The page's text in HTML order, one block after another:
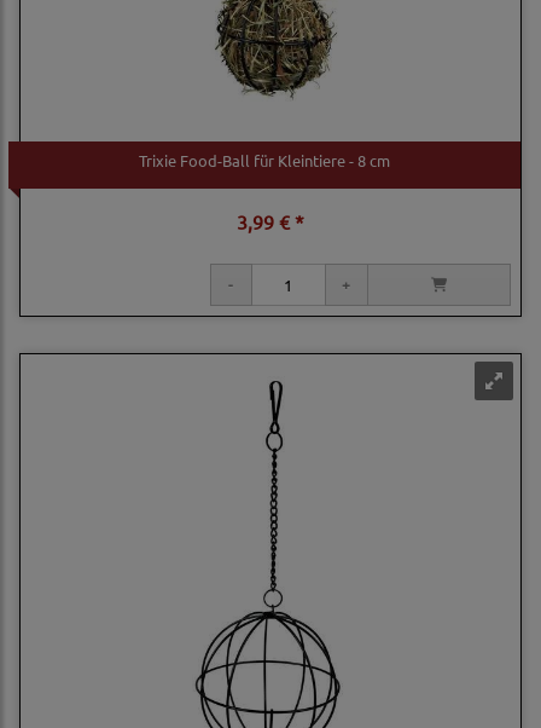
Trixie Food-Ball für Kleintiere - 8 cm
3,99 € *